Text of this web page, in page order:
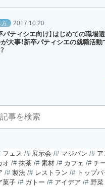
方 2017.10.20
パティシエ向け】はじめての職場
大事！新卒パティシエの就職活動
フェス 展示会 マジパン
ア
オ 抹茶 素材 カフェ
チ
製法 レストラン
トップ
菓子 ガトー アイデア
野菜